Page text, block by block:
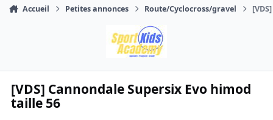
Accueil Petites annonces Route/Cyclocross/gravel
[VDS] Cannondale Supersix Evo himod
taille 56